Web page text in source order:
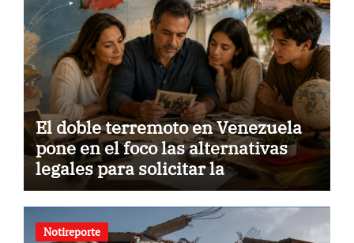
El doble terremoto en Venezuela
pone en el foco las alternativas
legales para solicitar la
nacionalidad por parte de
personas con vínculos familiares
en España y Portugal
Notireporte